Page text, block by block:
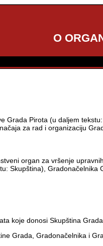
O
Grada Pirota (u daljem
za rad i organizaciju
organ za vršenje
Skupština),
koje donosi Skupština
Grada, Gradonačelnika i